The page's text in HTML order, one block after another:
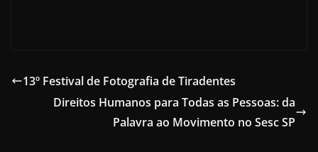
13º Festival de Fotografia de Tiradentes
Direitos Humanos para Todas as Pessoas: da
Palavra ao Movimento no Sesc SP